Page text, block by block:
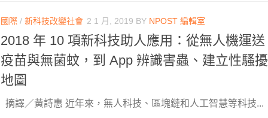
國際 / 新科技改變社會 2 1 月, 2019 BY NPOST 編輯室
2018 年 10 項新科技助人應用：從無人機運送
疫苗與無菌蚊，到 App 辨識害蟲、建立性騷擾
地圖
摘譯／黃詩惠 近年來，無人科技、區塊鏈和人工智慧等科技...